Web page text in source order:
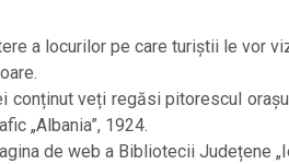
a locurilor pe care turiștii le vor
veți regăsi pitorescul
„Albania”, 1924.
de web a Bibliotecii Județene